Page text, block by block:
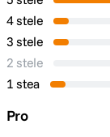
4 stele
3 stele
2 stele
1 stea
Pro